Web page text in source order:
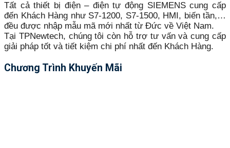
Tất cả thiết bị điện – điện tự động SIEMENS cung cấp
đến Khách Hàng như S7-1200, S7-1500, HMI, biến tần,…
đều được nhập mẫu mã mới nhất từ Đức về Việt Nam.
Tại TPNewtech, chúng tôi còn hỗ trợ tư vấn và cung cấp
giải pháp tốt và tiết kiệm chi phí nhất đến Khách Hàng.
Chương Trình Khuyến Mãi